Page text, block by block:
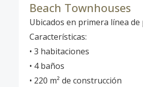
Beach Townhouses
Ubicados en primera línea de
Características:
• 3 habitaciones
• 4 baños
• 220 m² de construcción